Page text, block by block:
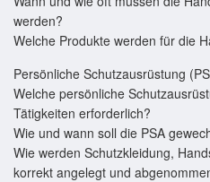
werden?
Welche Produkte werden für die
Persönliche Schutzausrüstung
Welche persönliche
Tätigkeiten erforderlich?
Wie und wann soll die PSA
Wie werden Schutzkleidung,
korrekt angelegt und